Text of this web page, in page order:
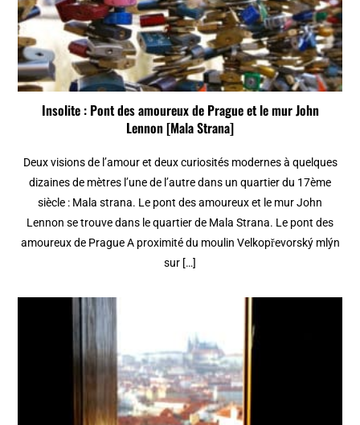
Insolite : Pont des amoureux de Prague et le mur John
Lennon [Mala Strana]
Deux visions de l’amour et deux curiosités modernes à quelques
dizaines de mètres l’une de l’autre dans un quartier du 17ème
siècle : Mala strana. Le pont des amoureux et le mur John
Lennon se trouve dans le quartier de Mala Strana. Le pont des
amoureux de Prague A proximité du moulin Velkopřevorský mlýn
sur […]